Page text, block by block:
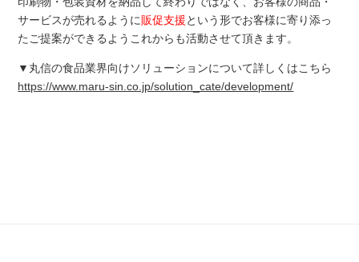
サービスが売れるように販促支援という形でお客様に寄り添っ
たご提案ができるようこれからも活動させて頂きます。
▼丸信の食品業界向けソリューションについて詳しくはこちら
https://www.maru-sin.co.jp/solution_cate/development/